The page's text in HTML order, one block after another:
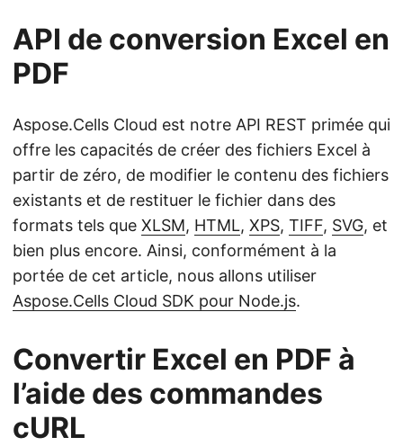
API de conversion Excel en
PDF
Aspose.Cells Cloud est notre API REST primée qui
offre les capacités de créer des fichiers Excel à
partir de zéro, de modifier le contenu des fichiers
existants et de restituer le fichier dans des
formats tels que XLSM, HTML, XPS, TIFF, SVG, et
bien plus encore. Ainsi, conformément à la
portée de cet article, nous allons utiliser
Aspose.Cells Cloud SDK pour Node.js.
Convertir Excel en PDF à
l’aide des commandes
cURL